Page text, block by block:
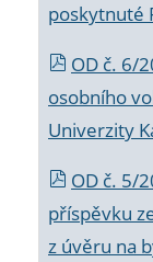
poskytnuté
OD č. 6/
osobního
Univerzity
OD č. 5/
příspěvku
z úvěru na